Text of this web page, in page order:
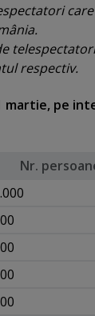
respectiv.
pe
Nr.